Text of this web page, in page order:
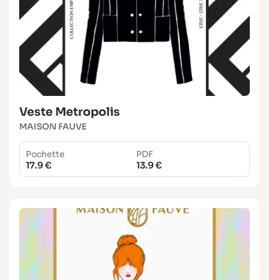
Veste Metropolis
MAISON FAUVE
Pochette
17.9 €
PDF
13.9 €